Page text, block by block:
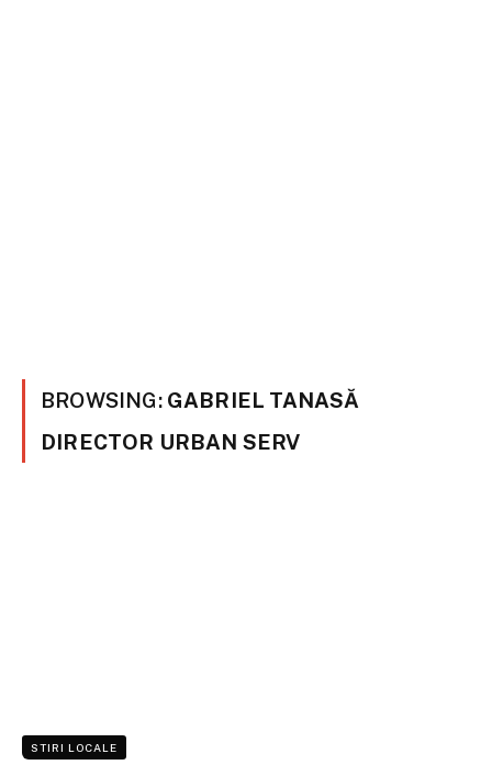
BROWSING: GABRIEL TANASĂ
DIRECTOR URBAN SERV
STIRI LOCALE